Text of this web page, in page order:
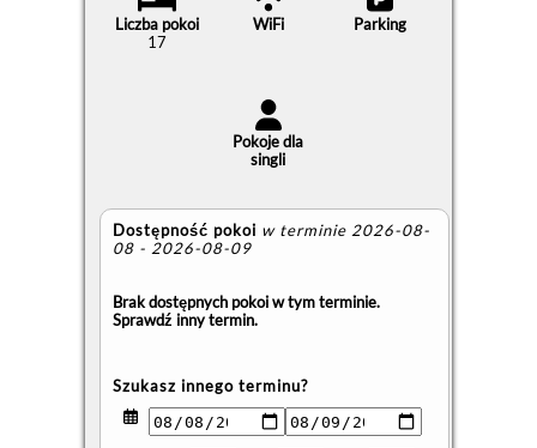
Liczba pokoi
17
WiFi Parking
Pokoje dla
singli
Dostępność pokoi w terminie 2026-08-
08 - 2026-08-09
Brak dostępnych pokoi w tym terminie.
Sprawdź inny termin.
Szukasz innego terminu?